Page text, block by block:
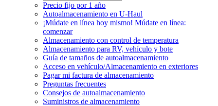
Precio fijo por 1 año
Autoalmacenamiento en U-Haul
¡Múdate en línea hoy mismo! Múdate en línea:
comenzar
Almacenamiento con control de temperatura
Almacenamiento para RV, vehículo y bote
Guía de tamaños de autoalmacenamiento
Acceso en vehículo/Almacenamiento en exteriores
Pagar mi factura de almacenamiento
Preguntas frecuentes
Consejos de autoalmacenamiento
Suministros de almacenamiento